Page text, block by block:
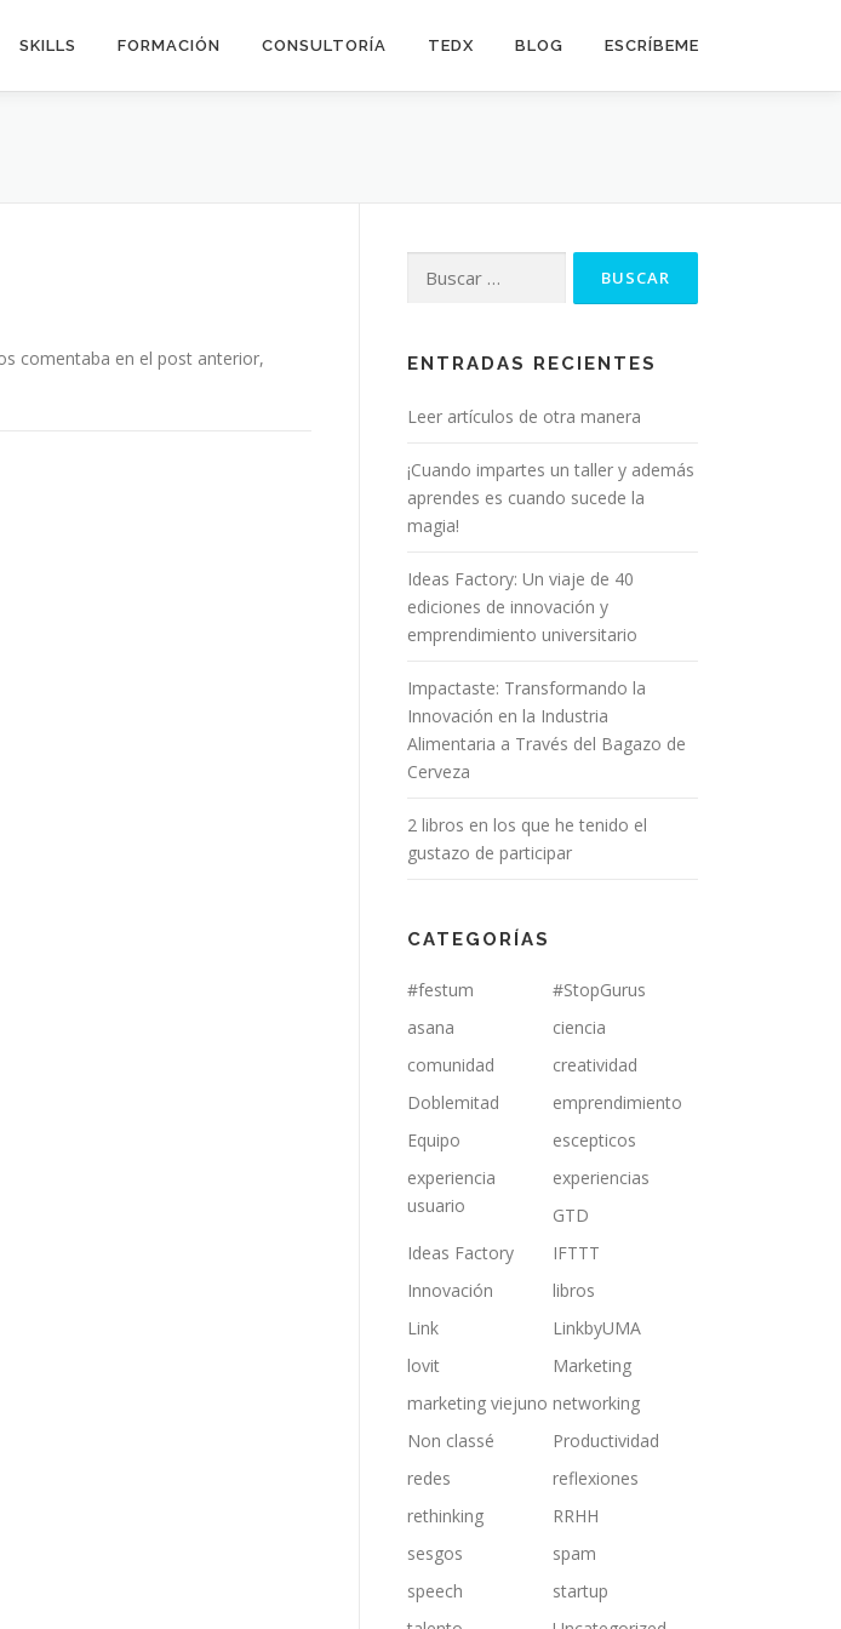
SKILLS FORMACIÓN CONSULTORÍA TEDX BLOG ESCRÍBEME
comentaba en el post anterior,
ENTRADAS RECIENTES
Leer artículos de otra manera
¡Cuando impartes un taller y además
aprendes es cuando sucede la
magia!
Ideas Factory: Un viaje de 40
ediciones de innovación y
emprendimiento universitario
Impactaste: Transformando la
Innovación en la Industria
Alimentaria a Través del Bagazo de
Cerveza
2 libros en los que he tenido el
gustazo de participar
CATEGORÍAS
#festum
#StopGurus
asana
ciencia
comunidad
creatividad
Doblemitad
emprendimiento
Equipo
escepticos
experiencia
usuario
experiencias
GTD
Ideas Factory
IFTTT
Innovación
libros
Link
LinkbyUMA
lovit
Marketing
marketing viejuno networking
Non classé
Productividad
redes
reflexiones
rethinking
RRHH
sesgos
spam
speech
startup